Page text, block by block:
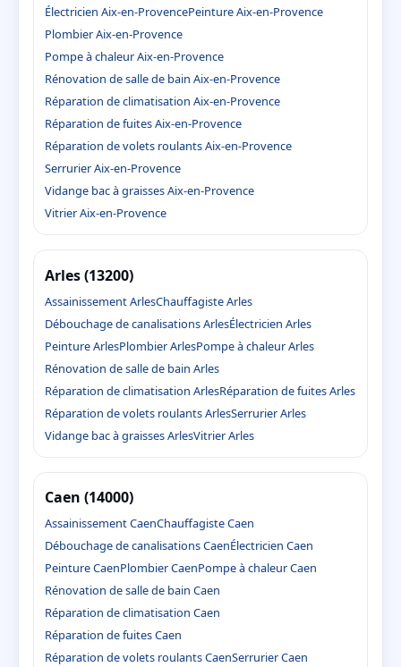
Électricien Aix-en-ProvencePeinture Aix-en-Provence
Plombier Aix-en-Provence
Pompe à chaleur Aix-en-Provence
Rénovation de salle de bain Aix-en-Provence
Réparation de climatisation Aix-en-Provence
Réparation de fuites Aix-en-Provence
Réparation de volets roulants Aix-en-Provence
Serrurier Aix-en-Provence
Vidange bac à graisses Aix-en-Provence
Vitrier Aix-en-Provence
Arles (13200)
Assainissement ArlesChauffagiste Arles
Débouchage de canalisations ArlesÉlectricien Arles
Peinture ArlesPlombier ArlesPompe à chaleur Arles
Rénovation de salle de bain Arles
Réparation de climatisation ArlesRéparation de fuites Arles
Réparation de volets roulants ArlesSerrurier Arles
Vidange bac à graisses ArlesVitrier Arles
Caen (14000)
Assainissement CaenChauffagiste Caen
Débouchage de canalisations CaenÉlectricien Caen
Peinture CaenPlombier CaenPompe à chaleur Caen
Rénovation de salle de bain Caen
Réparation de climatisation Caen
Réparation de fuites Caen
Réparation de volets roulants CaenSerrurier Caen